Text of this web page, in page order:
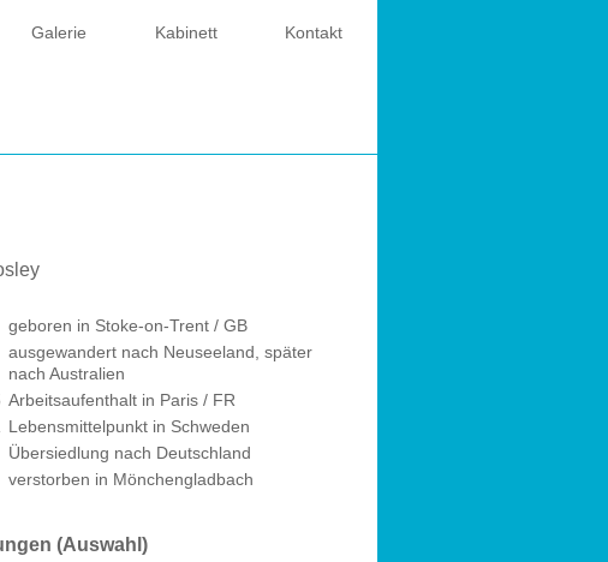
Galerie Kabinett Kontakt
geboren in Stoke-on-Trent / GB
ausgewandert nach Neuseeland, später
nach Australien
Arbeitsaufenthalt in Paris / FR
Lebensmittelpunkt in Schweden
Übersiedlung nach Deutschland
verstorben in Mönchengladbach
(Auswahl)